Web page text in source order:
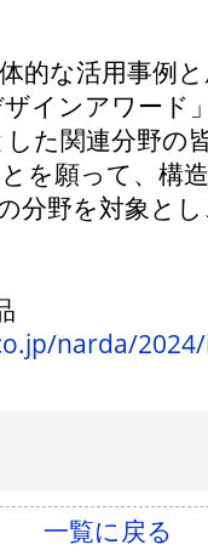
的な活用事例
インアワード
た関連分野の
を願って、構
分野を対象と
narda/
一覧に戻る